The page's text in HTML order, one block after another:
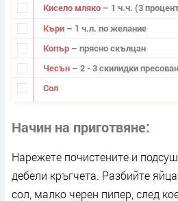
Кисело мляко – 1 ч.ч. (3
Къри – 1 ч.л. по желание
Копър – прясно скълцан
Чесън – 2 - 3 скилидки пресован
Сол
Начин на приготвяне
Нарежете почистените и
дебели кръгчета. Разбийте
сол, малко черен пипер, след